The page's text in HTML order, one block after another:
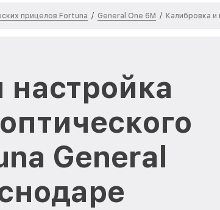
прицелов Fortuna / General One 6M / Калибровка и
General